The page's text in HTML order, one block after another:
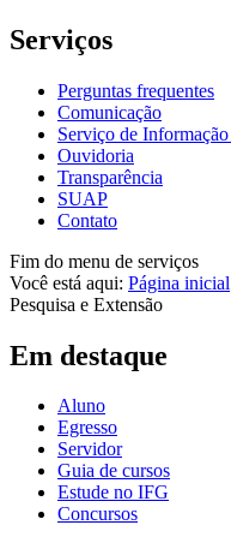
Serviços
Perguntas frequentes
Comunicação
Serviço de
Ouvidoria
Transparência
SUAP
Contato
Fim do menu de serviços
Você está aqui: Página inicial
Pesquisa e Extensão
Em destaque
Aluno
Egresso
Servidor
Guia de cursos
Estude no IFG
Concursos